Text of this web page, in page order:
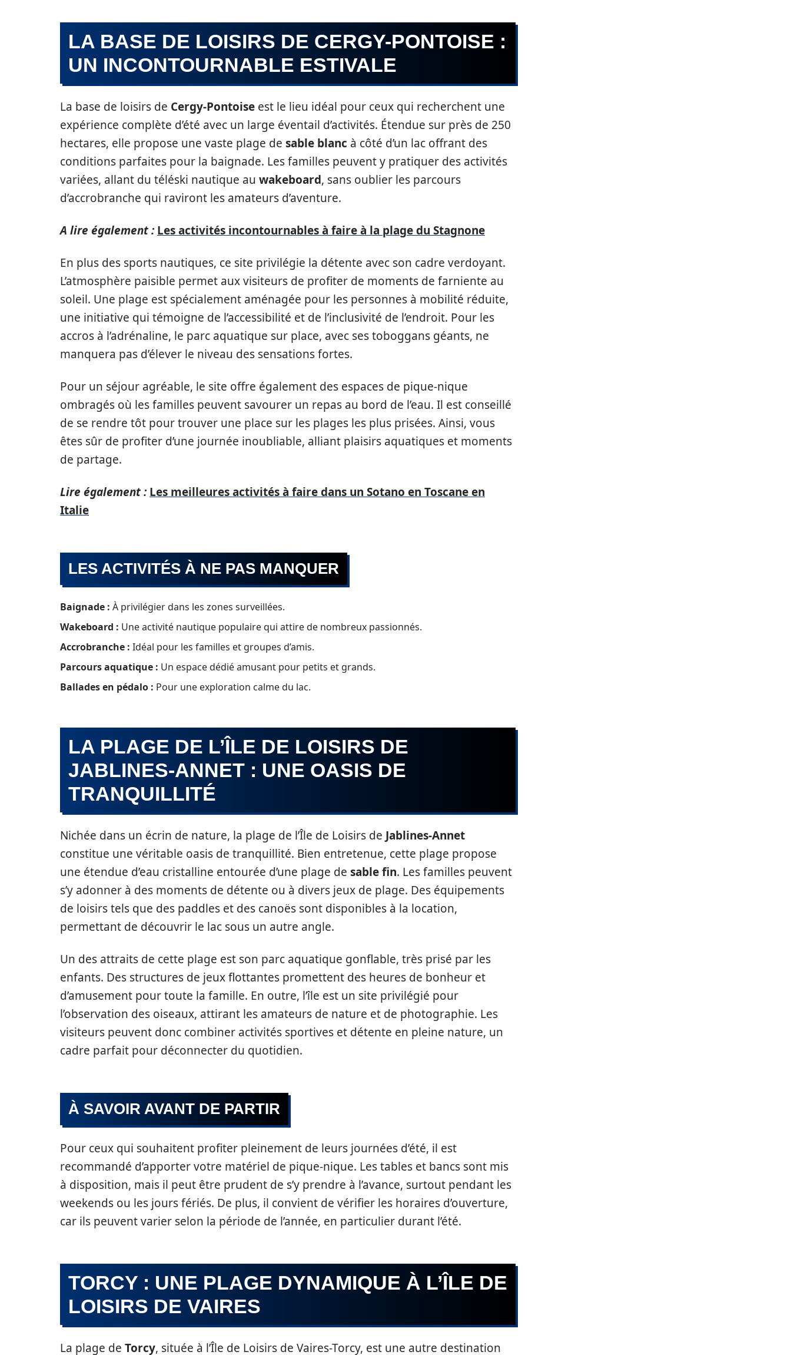
LA BASE DE LOISIRS DE CERGY-PONTOISE :
UN INCONTOURNABLE ESTIVALE
La base de loisirs de Cergy-Pontoise est le lieu idéal pour ceux qui recherchent une
expérience complète d’été avec un large éventail d’activités. Étendue sur près de 250
hectares, elle propose une vaste plage de sable blanc à côté d’un lac offrant des
conditions parfaites pour la baignade. Les familles peuvent y pratiquer des activités
variées, allant du téléski nautique au wakeboard, sans oublier les parcours
d’accrobranche qui raviront les amateurs d’aventure.
A lire également : Les activités incontournables à faire à la plage du Stagnone
En plus des sports nautiques, ce site privilégie la détente avec son cadre verdoyant.
L’atmosphère paisible permet aux visiteurs de profiter de moments de farniente au
soleil. Une plage est spécialement aménagée pour les personnes à mobilité réduite,
une initiative qui témoigne de l’accessibilité et de l’inclusivité de l’endroit. Pour les
accros à l’adrénaline, le parc aquatique sur place, avec ses toboggans géants, ne
manquera pas d’élever le niveau des sensations fortes.
Pour un séjour agréable, le site offre également des espaces de pique-nique
ombragés où les familles peuvent savourer un repas au bord de l’eau. Il est conseillé
de se rendre tôt pour trouver une place sur les plages les plus prisées. Ainsi, vous
êtes sûr de profiter d’une journée inoubliable, alliant plaisirs aquatiques et moments
de partage.
Lire également : Les meilleures activités à faire dans un Sotano en Toscane en
Italie
LES ACTIVITÉS À NE PAS MANQUER
Baignade : À privilégier dans les zones surveillées.
Wakeboard : Une activité nautique populaire qui attire de nombreux passionnés.
Accrobranche : Idéal pour les familles et groupes d’amis.
Parcours aquatique : Un espace dédié amusant pour petits et grands.
Ballades en pédalo : Pour une exploration calme du lac.
LA PLAGE DE L’ÎLE DE LOISIRS DE
JABLINES-ANNET : UNE OASIS DE
TRANQUILLITÉ
Nichée dans un écrin de nature, la plage de l’Île de Loisirs de Jablines-Annet
constitue une véritable oasis de tranquillité. Bien entretenue, cette plage propose
une étendue d’eau cristalline entourée d’une plage de sable fin. Les familles peuvent
s’y adonner à des moments de détente ou à divers jeux de plage. Des équipements
de loisirs tels que des paddles et des canoës sont disponibles à la location,
permettant de découvrir le lac sous un autre angle.
Un des attraits de cette plage est son parc aquatique gonflable, très prisé par les
enfants. Des structures de jeux flottantes promettent des heures de bonheur et
d’amusement pour toute la famille. En outre, l’île est un site privilégié pour
l’observation des oiseaux, attirant les amateurs de nature et de photographie. Les
visiteurs peuvent donc combiner activités sportives et détente en pleine nature, un
cadre parfait pour déconnecter du quotidien.
À SAVOIR AVANT DE PARTIR
Pour ceux qui souhaitent profiter pleinement de leurs journées d’été, il est
recommandé d’apporter votre matériel de pique-nique. Les tables et bancs sont mis
à disposition, mais il peut être prudent de s’y prendre à l’avance, surtout pendant les
weekends ou les jours fériés. De plus, il convient de vérifier les horaires d’ouverture,
car ils peuvent varier selon la période de l’année, en particulier durant l’été.
TORCY : UNE PLAGE DYNAMIQUE À L’ÎLE DE
LOISIRS DE VAIRES
La plage de Torcy, située à l’Île de Loisirs de Vaires-Torcy, est une autre destination